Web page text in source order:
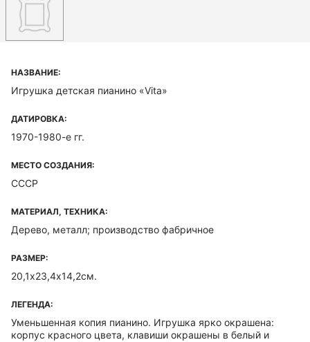
НАЗВАНИЕ:
Игрушка детская пианино «Vita»
ДАТИРОВКА:
1970-1980-е гг.
МЕСТО СОЗДАНИЯ:
СССР
МАТЕРИАЛ, ТЕХНИКА:
Дерево, металл; производство фабричное
РАЗМЕР:
20,1х23,4х14,2см.
ЛЕГЕНДА:
Уменьшенная копия пианино. Игрушка ярко окрашена:
корпус красного цвета, клавиши окрашены в белый и